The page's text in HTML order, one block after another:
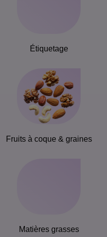
Étiquetage
Fruits à coque & graines
Matières grasses